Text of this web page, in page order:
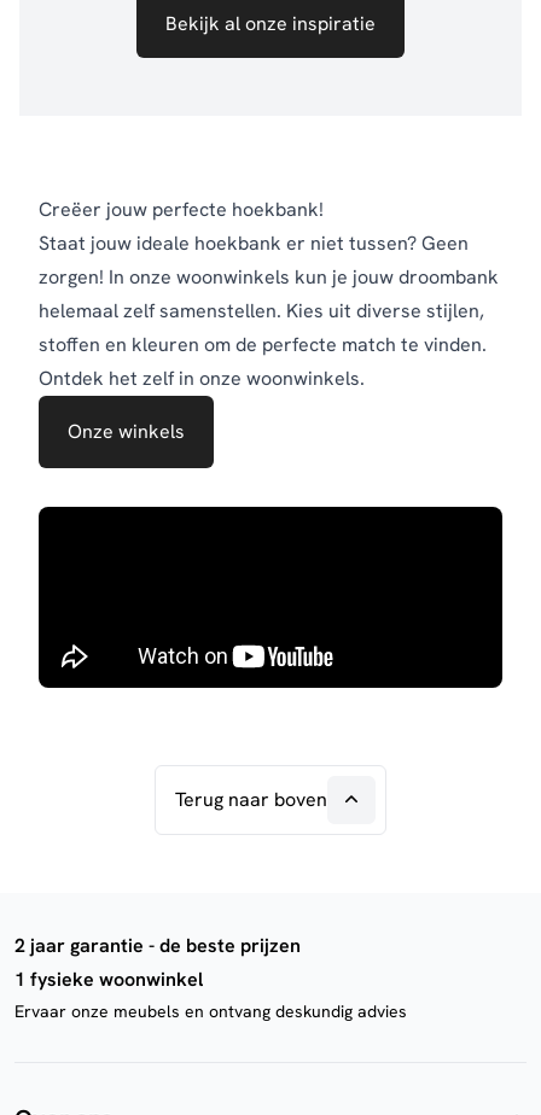
Bekijk al onze inspiratie
Creëer jouw perfecte hoekbank!
Staat jouw ideale hoekbank er niet tussen? Geen
zorgen! In onze woonwinkels kun je jouw droombank
helemaal zelf samenstellen. Kies uit diverse stijlen,
stoffen en kleuren om de perfecte match te vinden.
Ontdek het zelf in onze woonwinkels.
Onze winkels
Terug naar boven
2 jaar garantie - de beste prijzen
1 fysieke woonwinkel
Ervaar onze meubels en ontvang deskundig advies